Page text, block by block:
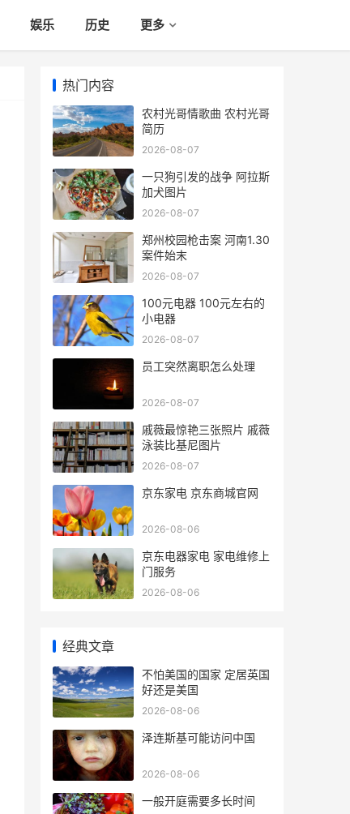
娱乐 历史 更多
热门内容
农村光哥情歌曲 农村光哥
简历
2026-08-07
一只狗引发的战争 阿拉斯
加犬图片
2026-08-07
郑州校园枪击案 河南1.30
案件始末
2026-08-07
100元电器 100元左右的
小电器
2026-08-07
员工突然离职怎么处理
2026-08-07
戚薇最惊艳三张照片 戚薇
泳装比基尼图片
2026-08-07
京东家电 京东商城官网
2026-08-06
京东电器家电 家电维修上
门服务
2026-08-06
经典文章
不怕美国的国家 定居英国
好还是美国
2026-08-06
泽连斯基可能访问中国
2026-08-06
一般开庭需要多长时间